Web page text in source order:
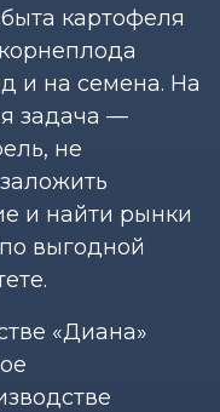
картофеля
и на семена. На
задача —
не
и найти рынки
выгодной
«Диана»